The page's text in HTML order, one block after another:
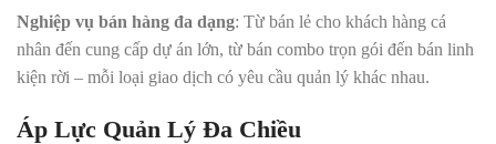
Nghiệp vụ bán hàng đa dạng: Từ bán lẻ cho khách hàng cá
nhân đến cung cấp dự án lớn, từ bán combo trọn gói đến bán linh
kiện rời – mỗi loại giao dịch có yêu cầu quản lý khác nhau.
Áp Lực Quản Lý Đa Chiều